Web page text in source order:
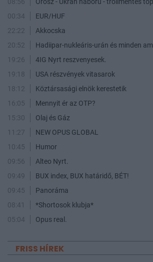
00:34
EUR/HUF
22:22
Akkocska
20:52
Hadiipar-nukleáris-urán és minden
19:26
4IG Nyrt reszvenyesek.
19:18
USA részvények vitasarok
18:12
Köztársasági elnök kerestetik
16:05
Mennyit ér az OTP?
15:30
Olaj és Gáz
11:27
NEW OPUS GLOBAL
10:45
Humor
09:56
Alteo Nyrt.
09:49
BUX index, BUX határidő, BÉT!
09:45
Panoráma
08:41
*Shortosok klubja*
05:04
Opus real.
FRISS HÍREK